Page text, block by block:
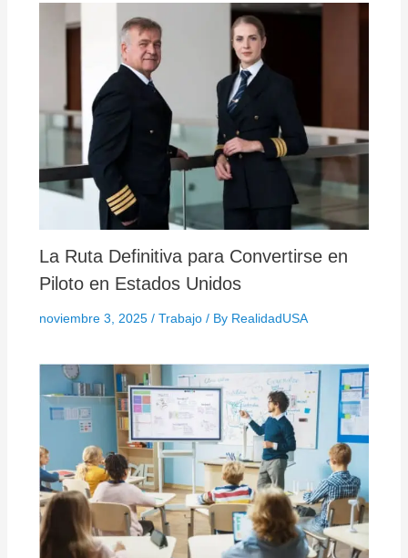
La Ruta Definitiva para Convertirse en
Piloto en Estados Unidos
noviembre 3, 2025 / Trabajo/ By RealidadUSA